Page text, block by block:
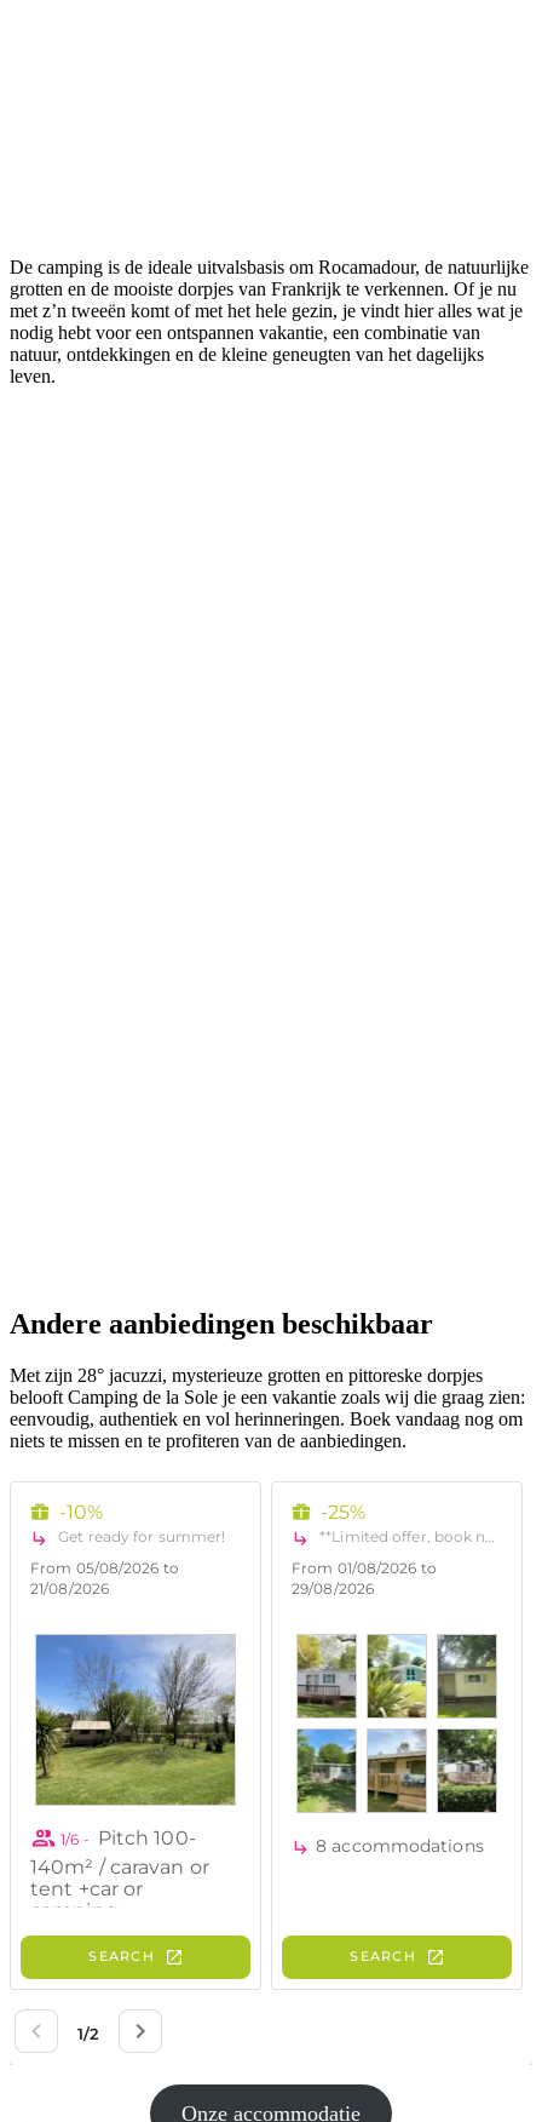
De camping is de ideale uitvalsbasis om Rocamadour, de natuurlijke
grotten en de mooiste dorpjes van Frankrijk te verkennen. Of je nu
met z’n tweeën komt of met het hele gezin, je vindt hier alles wat je
nodig hebt voor een ontspannen vakantie, een combinatie van
natuur, ontdekkingen en de kleine geneugten van het dagelijks
leven.
Andere aanbiedingen beschikbaar
Met zijn 28° jacuzzi, mysterieuze grotten en pittoreske dorpjes
belooft Camping de la Sole je een vakantie zoals wij die graag zien:
eenvoudig, authentiek en vol herinneringen. Boek vandaag nog om
niets te missen en te profiteren van de aanbiedingen.
Onze accommodatie